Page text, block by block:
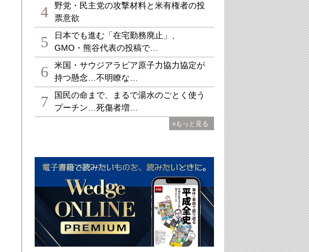
4
野党・民主党の攻撃材料と米有権者の投
票意欲
5
日本でも進む「在宅勤務廃止」、
GMO・熊谷代表の投稿で…
6
米国・サウジアラビア原子力協力協定が
持つ懸念…不明瞭な…
7
国民の命まで、まるで湯水のごとく使う
プーチン…死傷者増…
»もっと見る